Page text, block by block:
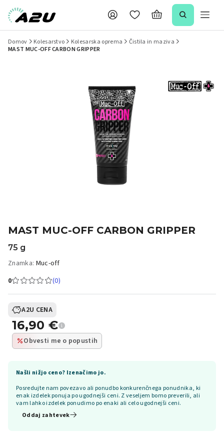
Domov Kolesarstvo Kolesarska oprema
Čistila in maziva
MAST MUC-OFF CARBON GRIPPER
MAST MUC-OFF CARBON GRIPPER
75 g
Znamka: Muc-off
0
(0)
A2U CENA
16,90 €
Obvesti me o popustih
Našli nižjo ceno? Izenačimo jo.
Posredujte nam povezavo ali ponudbo konkurenčnega ponudnika, ki
enak izdelek ponuja po ugodnejši ceni. Z veseljem bomo preverili, ali
vam lahko izdelek ponudimo po enaki ali celo ugodnejši ceni.
Oddaj zahtevek